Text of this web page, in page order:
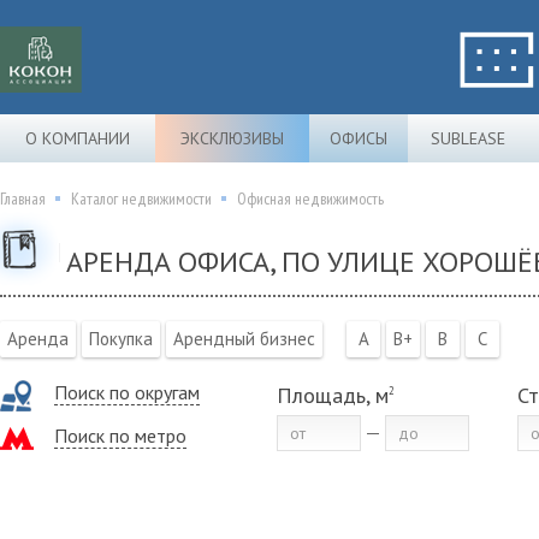
О КОМПАНИИ ЭКСКЛЮЗИВЫ ОФИСЫ SUBLEASE
Главная Каталог недвижимости Офисная недвижимость
АРЕНДА ОФИСА, ПО УЛИЦЕ
Аренда Покупка Арендный бизнес A B+ B C
Поиск по округам
Поиск по метро
Площадь, м2